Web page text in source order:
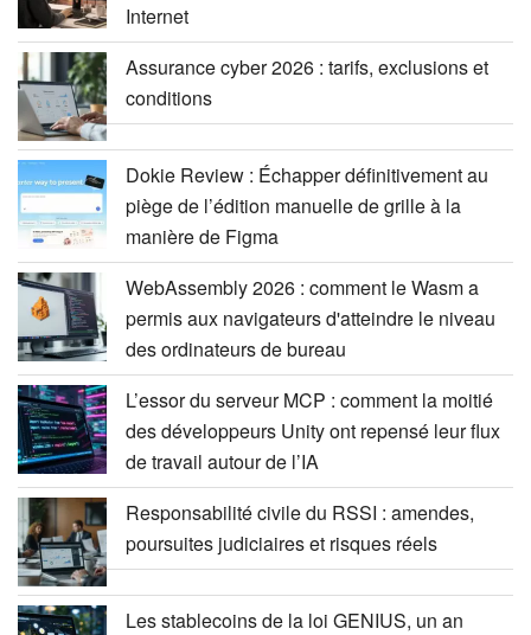
Internet
Assurance cyber 2026 : tarifs, exclusions et
conditions
Dokie Review : Échapper définitivement au
piège de l’édition manuelle de grille à la
manière de Figma
WebAssembly 2026 : comment le Wasm a
permis aux navigateurs d'atteindre le niveau
des ordinateurs de bureau
L’essor du serveur MCP : comment la moitié
des développeurs Unity ont repensé leur flux
de travail autour de l’IA
Responsabilité civile du RSSI : amendes,
poursuites judiciaires et risques réels
Les stablecoins de la loi GENIUS, un an